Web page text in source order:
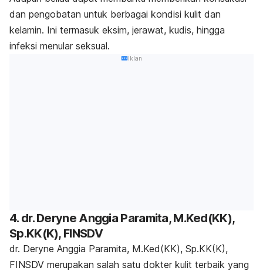
dan pengobatan untuk berbagai kondisi kulit dan
kelamin. Ini termasuk eksim, jerawat, kudis, hingga
infeksi menular seksual.
Iklan
4. dr. Deryne Anggia Paramita, M.Ked(KK),
Sp.KK(K), FINSDV
dr. Deryne Anggia Paramita, M.Ked(KK), Sp.KK(K),
FINSDV merupakan salah satu dokter kulit terbaik yang